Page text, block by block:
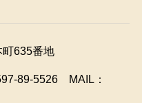
635番地
89-5526 MAIL：